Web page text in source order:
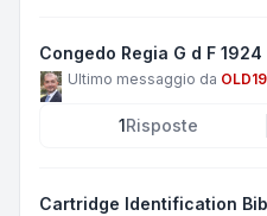
Congedo Regia G d F 1924
Ultimo messaggio da
1Risposte
Cartridge Identification